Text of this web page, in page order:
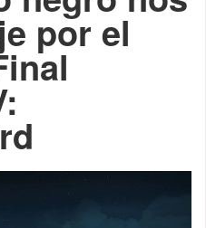
por el